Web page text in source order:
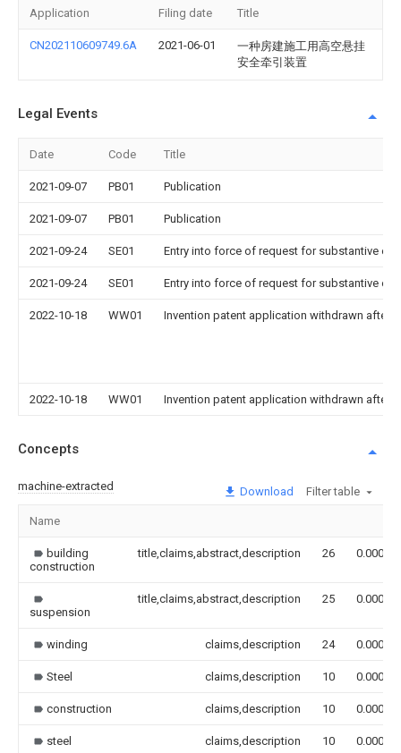
Application Filing date Title
CN202110609749.6A 2021-06-01
一种房建施工用高空悬挂
安全牵引装置
Legal Events
Date Code Title
2021-09-07 PB01 Publication
2021-09-07 PB01 Publication
2021-09-24 SE01 Entry into force of request for substantive
2021-09-24 SE01 Entry into force of request for substantive
2022-10-18 WW01 Invention patent application withdrawn after
2022-10-18 WW01 Invention patent application withdrawn after
Concepts
machine-extracted Download Filter table
Name
building
construction
title,claims,abstract,description 26 0.000
suspension
title,claims,abstract,description 25 0.000
winding claims,description 24 0.000
Steel claims,description 10 0.000
construction claims,description 10 0.000
steel claims,description 10 0.000